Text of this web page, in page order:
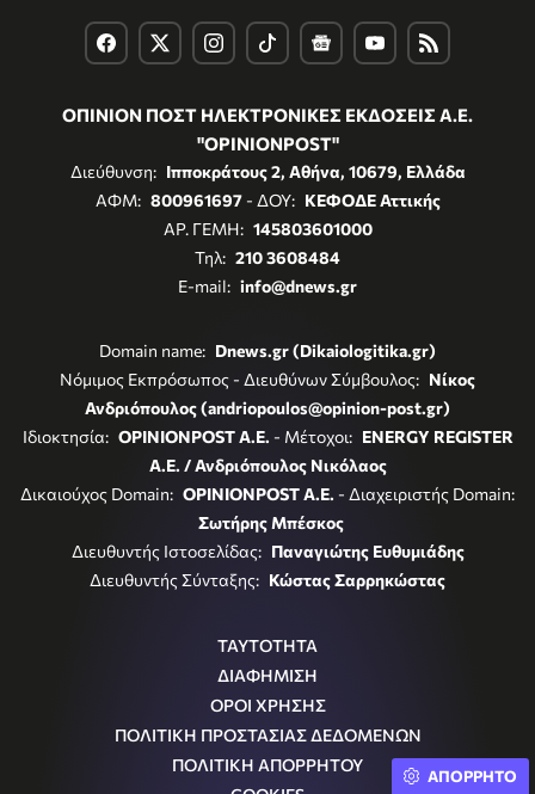
ΟΠΙΝΙΟΝ ΠΟΣΤ ΗΛΕΚΤΡΟΝΙΚΕΣ ΕΚΔΟΣΕΙΣ Α.Ε.
"OPINIONPOST"
Διεύθυνση: Ιπποκράτους 2, Αθήνα, 10679, Ελλάδα
ΑΦΜ: 800961697- ΔΟΥ: ΚΕΦΟΔΕ Αττικής
ΑΡ. ΓΕΜΗ: 145803601000
Τηλ: 210 3608484
E-mail: info@dnews.gr
Domain name: Dnews.gr (Dikaiologitika.gr)
Νόμιμος Εκπρόσωπος - Διευθύνων Σύμβουλος: Νίκος
Ανδριόπουλος (andriopoulos@opinion-post.gr)
Ιδιοκτησία: OPINIONPOST A.E. - Μέτοχοι: ENERGY REGISTER
Α.Ε. / Ανδριόπουλος Νικόλαος
Δικαιούχος Domain: OPINIONPOST A.E. - Διαχειριστής Domain:
Σωτήρης Μπέσκος
Διευθυντής Ιστοσελίδας: Παναγιώτης Ευθυμιάδης
Διευθυντής Σύνταξης: Κώστας Σαρρηκώστας
ΤΑΥΤΟΤΗΤΑ
ΔΙΑΦΗΜΙΣΗ
ΟΡΟΙ ΧΡΗΣΗΣ
ΠΟΛΙΤΙΚΗ ΠΡΟΣΤΑΣΙΑΣ ΔΕΔΟΜΕΝΩΝ
ΠΟΛΙΤΙΚΗ ΑΠΟΡΡΗΤΟΥ
ΑΠΟΡΡΗΤΟ